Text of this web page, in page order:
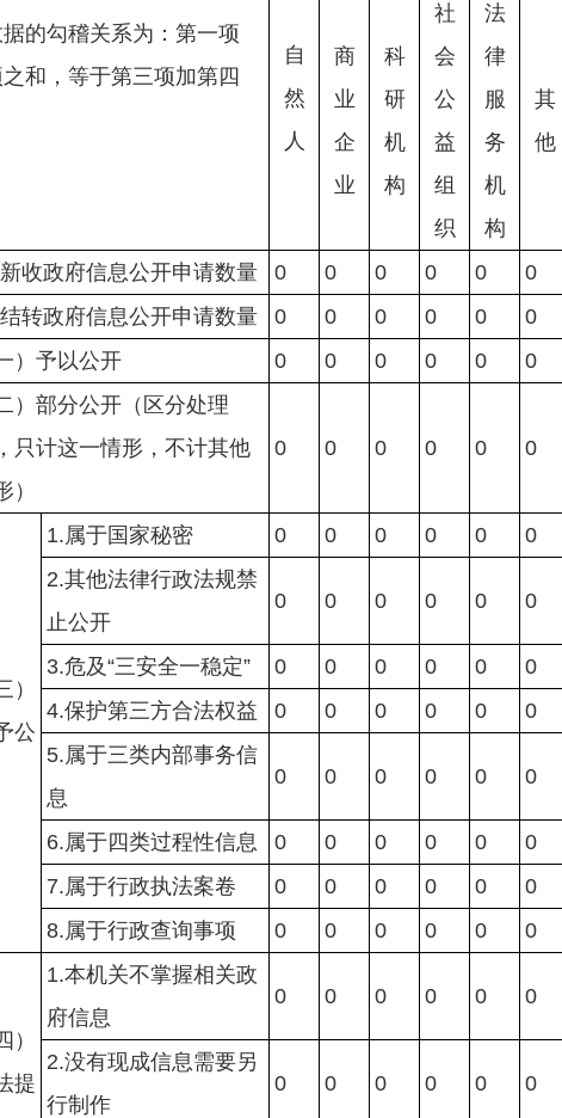
据的勾稽关系为：第一项
和，等于第三项加第四
自
然
人
商
业
企
业
科
研
机
构
社
会
公
益
组
织
法
律
服
务
机
构
其
他
收政府信息公开申请数量 0 0 0 0 0 0
转政府信息公开申请数量
0 0 0 0 0 0
）予以公开 0 0 0 0 0 0
）部分公开（区分处理
只计这一情形，不计其他
）
0 0 0 0 0 0
）
公
1.属于国家秘密 0 0 0 0 0 0
2.其他法律行政法规禁
止公开
0 0 0 0 0 0
3.危及“三安全一稳定” 0 0 0 0 0 0
4.保护第三方合法权益
0 0 0 0 0 0
5.属于三类内部事务信
息
0 0 0 0 0 0
6.属于四类过程性信息 0 0 0 0 0 0
7.属于行政执法案卷
0 0 0 0 0 0
8.属于行政查询事项
0 0 0 0 0 0
）
提
1.本机关不掌握相关政
府信息
0 0 0 0 0 0
2.没有现成信息需要另
行制作
0 0 0 0 0 0